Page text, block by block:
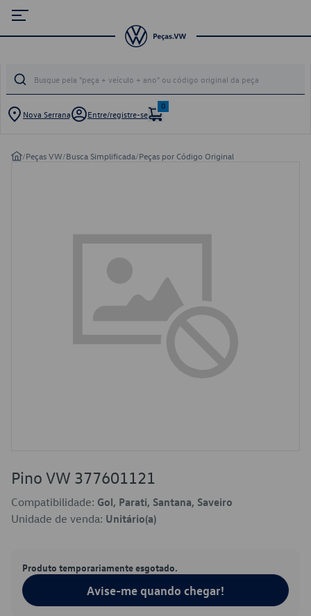
Nova Serrana Entre/registre-se
0
/Peças VW/Busca Simplificada/Peças por Código Original
Pino VW 377601121
Compatibilidade: Gol, Parati, Santana, Saveiro
Unidade de venda: Unitário(a)
Produto temporariamente esgotado.
Avise-me quando chegar!